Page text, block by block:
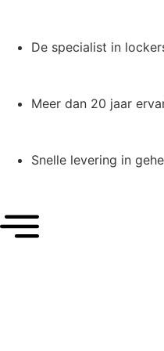
De specialist in
Meer dan 20 jaar
Snelle levering in